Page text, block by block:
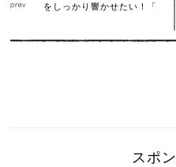
をしっかり響かせたい！「
スポ